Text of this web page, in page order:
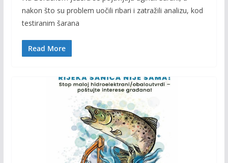
e
b
o
o
itt
er
ai p
nakon što su problem uočili ribari i zatražili analizu, kod
testiranim šarana
Read More